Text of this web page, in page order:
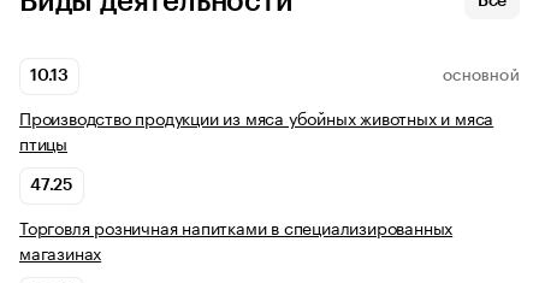
10.13 ОСНОВНОЙ
Производство продукции из мяса убойных животных и мяса
птицы
47.25
Торговля розничная напитками в специализированных
магазинах